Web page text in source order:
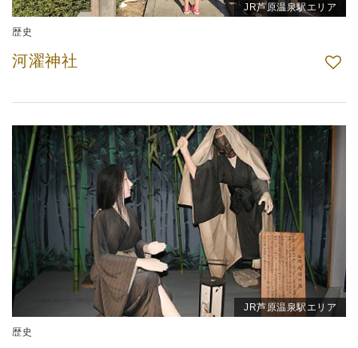
JR芦原温泉駅エリア
歴史
河濯神社
JR芦原温泉駅エリア
歴史